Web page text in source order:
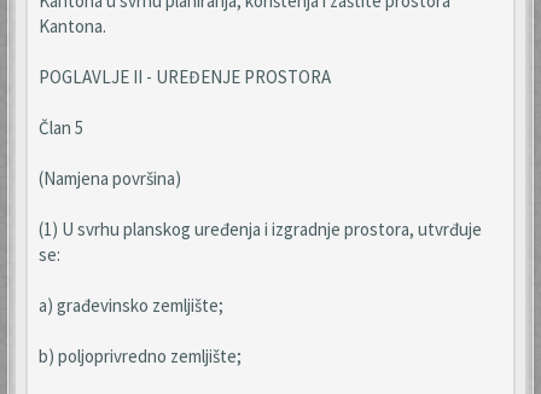
Kantona.
POGLAVLJE II - UREĐENJE PROSTORA
Član 5
(Namjena površina)
(1) U svrhu planskog uređenja i izgradnje prostora, utvrđuje
se:
a) građevinsko zemljište;
b) poljoprivredno zemljište;